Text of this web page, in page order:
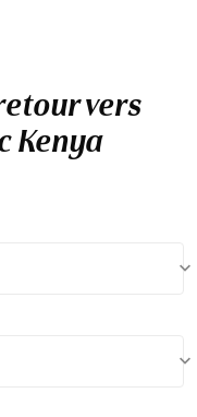
vers
Kenya
keyboard_arrow_down
keyboard_arrow_down